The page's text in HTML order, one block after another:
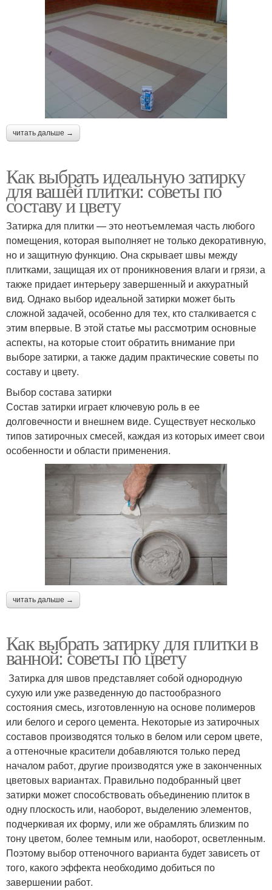
читать дальше →
Как выбрать идеальную затирку
для вашей плитки: советы по
составу и цвету
Затирка для плитки — это неотъемлемая часть любого
помещения, которая выполняет не только декоративную,
но и защитную функцию. Она скрывает швы между
плитками, защищая их от проникновения влаги и грязи, а
также придает интерьеру завершенный и аккуратный
вид. Однако выбор идеальной затирки может быть
сложной задачей, особенно для тех, кто сталкивается с
этим впервые. В этой статье мы рассмотрим основные
аспекты, на которые стоит обратить внимание при
выборе затирки, а также дадим практические советы по
составу и цвету.
Выбор состава затирки
Состав затирки играет ключевую роль в ее
долговечности и внешнем виде. Существует несколько
типов затирочных смесей, каждая из которых имеет свои
особенности и области применения.
читать дальше →
Как выбрать затирку для плитки в
ванной: советы по цвету
Затирка для швов представляет собой однородную
сухую или уже разведенную до пастообразного
состояния смесь, изготовленную на основе полимеров
или белого и серого цемента. Некоторые из затирочных
составов производятся только в белом или сером цвете,
а оттеночные красители добавляются только перед
началом работ, другие производятся уже в законченных
цветовых вариантах. Правильно подобранный цвет
затирки может способствовать объединению плиток в
одну плоскость или, наоборот, выделению элементов,
подчеркивая их форму, или же обрамлять близким по
тону цветом, более темным или, наоборот, осветленным.
Поэтому выбор оттеночного варианта будет зависеть от
того, какого эффекта необходимо добиться по
завершении работ.